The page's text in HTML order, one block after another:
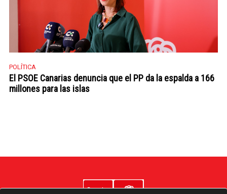
POLÍTICA
El PSOE Canarias denuncia que el PP da la espalda a 166
millones para las islas